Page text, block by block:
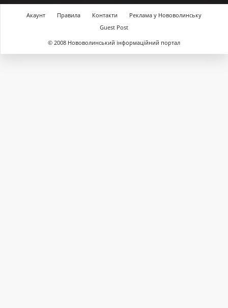
Акаунт Правила Контакти
Реклама у Нововолинську
Guest Post
© 2008 Нововолинський інформаційний портал